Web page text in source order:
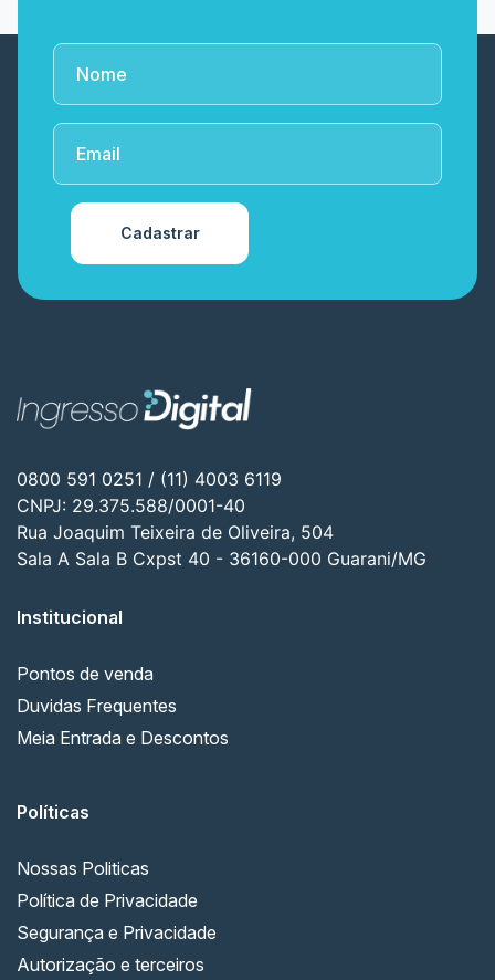
Cadastrar
0800 591 0251 / (11) 4003 6119
CNPJ: 29.375.588/0001-40
Rua Joaquim Teixeira de Oliveira, 504
Sala A Sala B Cxpst 40 - 36160-000 Guarani/MG
Institucional
Pontos de venda
Duvidas Frequentes
Meia Entrada e Descontos
Políticas
Nossas Politicas
Política de Privacidade
Segurança e Privacidade
Autorização e terceiros